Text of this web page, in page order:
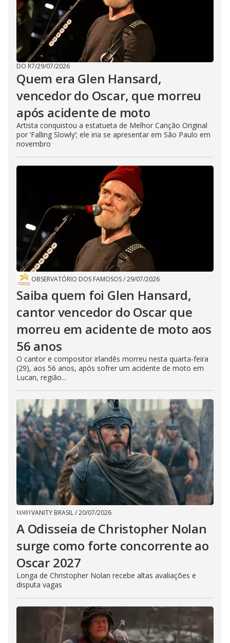
DO R7/29/07/2026
Quem era Glen Hansard,
vencedor do Oscar, que morreu
após acidente de moto
Artista conquistou a estatueta de Melhor Canção Original
por ‘Falling Slowly’; ele iria se apresentar em São Paulo em
novembro
OBSERVATÓRIO DOS FAMOSOS/29/07/2026
Saiba quem foi Glen Hansard,
cantor vencedor do Oscar que
morreu em acidente de moto aos
56 anos
O cantor e compositor irlandês morreu nesta quarta-feira
(29), aos 56 anos, após sofrer um acidente de moto em
Lucan, região...
VANITY BRASIL/20/07/2026
A Odisseia de Christopher Nolan
surge como forte concorrente ao
Oscar 2027
Longa de Christopher Nolan recebe altas avaliações e
disputa vagas